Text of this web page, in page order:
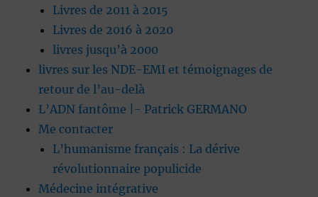
Livres de 2011 à 2015
Livres de 2016 à 2020
livres jusqu’à 2000
livres sur les NDE-EMI et témoignages de
retour de l’au-delà
L’ADN fantôme |- Patrick GERMANO
Me contacter
L’humanisme français : La dérive
révolutionnaire populicide
Médecine intégrative